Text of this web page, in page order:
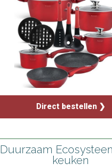
Direct bestellen ❯
Duurzaam
keuken